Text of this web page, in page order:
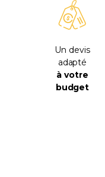
Un devis
adapté
à votre
budget